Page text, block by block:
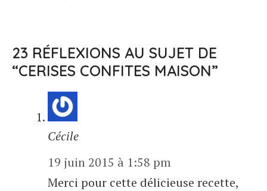
23 RÉFLEXIONS AU SUJET DE
“CERISES CONFITES MAISON”
Cécile
19 juin 2015 à 1:58 pm
Merci pour cette délicieuse recette,